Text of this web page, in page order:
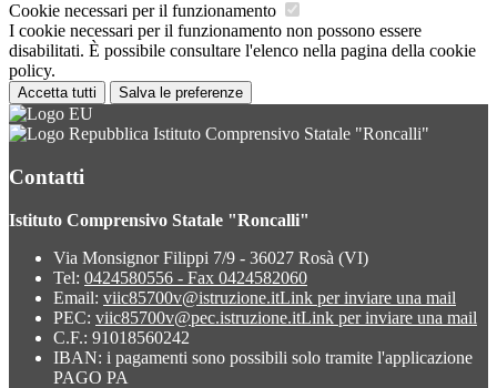
Cookie necessari per il funzionamento
I cookie necessari per il funzionamento non possono essere
disabilitati. È possibile consultare l'elenco nella pagina della cookie
policy.
Accetta tutti Salva le preferenze
Istituto Comprensivo Statale "Roncalli"
Contatti
Istituto Comprensivo Statale "Roncalli"
Via Monsignor Filippi 7/9 - 36027 Rosà (VI)
Tel: 0424580556 - Fax 0424582060
Email: viic85700v@istruzione.itLink per inviare una mail
PEC: viic85700v@pec.istruzione.itLink per inviare una mail
C.F.: 91018560242
IBAN: i pagamenti sono possibili solo tramite l'applicazione
PAGO PA